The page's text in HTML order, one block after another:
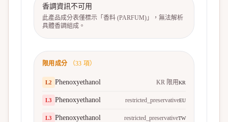
香調資訊不可用
此產品成分表僅標示「香料 (PARFUM)」，無法解析
具體香調組成。
限用成分 （33 項）
L2 Phenoxyethanol KR 限用KR
L3 Phenoxyethanol restricted_preservativeEU
L3 Phenoxyethanol restricted_preservativeTW